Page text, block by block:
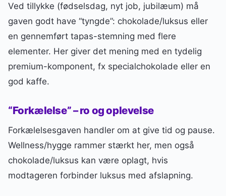
Ved tillykke (fødselsdag, nyt job, jubilæum) må
gaven godt have “tyngde”: chokolade/luksus eller
en gennemført tapas-stemning med flere
elementer. Her giver det mening med en tydelig
premium-komponent, fx specialchokolade eller en
god kaffe.
“Forkælelse” – ro og oplevelse
Forkælelsesgaven handler om at give tid og pause.
Wellness/hygge rammer stærkt her, men også
chokolade/luksus kan være oplagt, hvis
modtageren forbinder luksus med afslapning.